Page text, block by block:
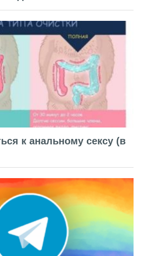
к анальному сексу (в